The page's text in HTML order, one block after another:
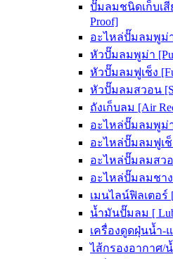
ปั๊มลมชนิดเก็บเสี
Proof]
อะไหล่ปั๊มลมพูม่า
หัวปั๊มลมพูม่า
หัวปั๊มลมฟูเช็ง
หัวปั๊มลมสวอน
ถังเก็บลม [Air
อะไหล่ปั๊มลมพูม่า
อะไหล่ปั๊มลมฟูเช็ง
อะไหล่ปั๊มลมสวอ
อะไหล่ปั๊มลมชาง
เมนไลน์ฟิลเตอร์
น้ำมันปั๊มลม [
เครื่องดูดฝุ่นน้ำ-แ
ไส้กรองอากาศ/